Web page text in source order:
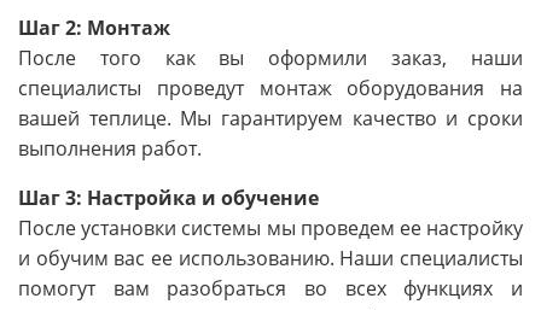
Шаг 2: Монтаж
После того как вы оформили заказ, наши
специалисты проведут монтаж оборудования на
вашей теплице. Мы гарантируем качество и сроки
выполнения работ.
Шаг 3: Настройка и обучение
После установки системы мы проведем ее настройку
и обучим вас ее использованию. Наши специалисты
помогут вам разобраться во всех функциях и